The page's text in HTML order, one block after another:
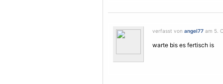
verfasst von angel77 am 5.
warte bis es fertisch is